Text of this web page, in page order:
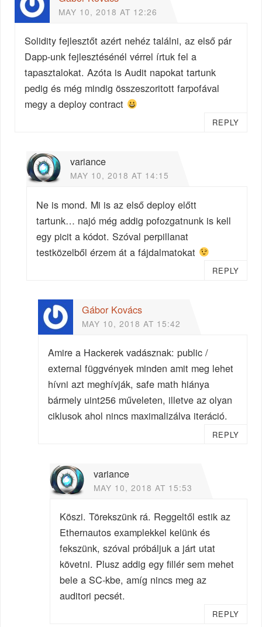
MAY 10, 2018 AT 12:26
Solidity fejlesztőt azért nehéz találni, az első pár
Dapp-unk fejlesztésénél vérrel írtuk fel a
tapasztalokat. Azóta is Audit napokat tartunk
pedig és még mindig összeszoritott farpofával
megy a deploy contract
REPLY
variance
MAY 10, 2018 AT 14:15
Ne is mond. Mi is az első deploy előtt
tartunk… najó még addig pofozgatnunk is kell
egy picit a kódot. Szóval perpillanat
testközelből érzem át a fájdalmatokat
REPLY
Gábor Kovács
MAY 10, 2018 AT 15:42
Amire a Hackerek vadásznak: public /
external függvények minden amit meg lehet
hívni azt meghívják, safe math hiánya
bármely uint256 műveleten, illetve az olyan
ciklusok ahol nincs maximalizálva iteráció.
REPLY
variance
MAY 10, 2018 AT 15:53
Köszi. Törekszünk rá. Reggeltől estik az
Ethernautos examplekkel kelünk és
fekszünk, szóval próbáljuk a járt utat
követni. Plusz addig egy fillér sem mehet
bele a SC-kbe, amíg nincs meg az
auditori pecsét.
REPLY